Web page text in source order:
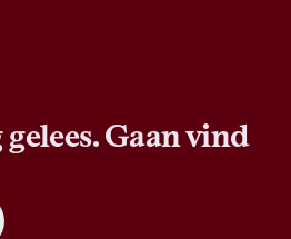
gelees. Gaan vind